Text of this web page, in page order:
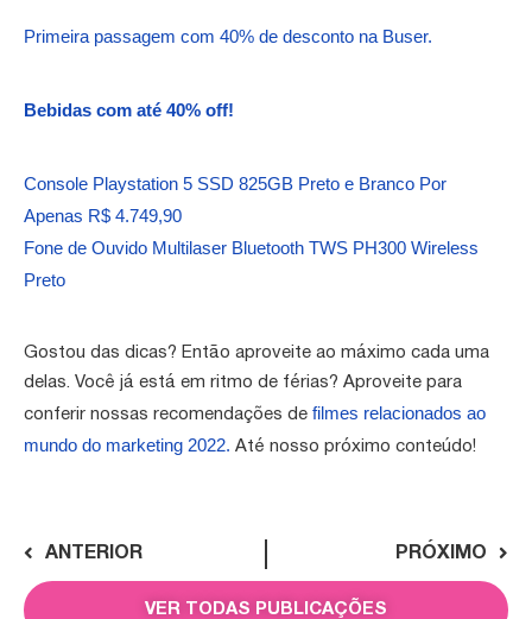
Primeira passagem com 40% de desconto na Buser.
Bebidas com até 40% off!
Console Playstation 5 SSD 825GB Preto e Branco Por
Apenas R$ 4.749,90
Fone de Ouvido Multilaser Bluetooth TWS PH300 Wireless
Preto
Gostou das dicas? Então aproveite ao máximo cada uma
delas. Você já está em ritmo de férias? Aproveite para
conferir nossas recomendações de filmes relacionados ao
mundo do marketing 2022. Até nosso próximo conteúdo!
ANTERIOR PRÓXIMO
VER TODAS PUBLICAÇÕES